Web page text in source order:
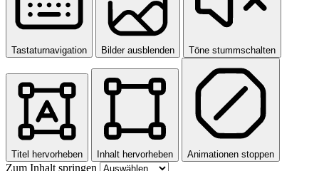
Tastaturnavigation Bilder ausblenden Töne stummschalten
Titel hervorheben Inhalt hervorheben Animationen stoppen
Zum Inhalt springen